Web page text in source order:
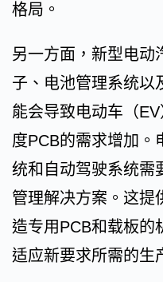
格局。
另一方面，新型电动
子、电池管理系统以
能会导致电动车（
度PCB的需求增加。
统和自动驾驶系统需
管理解决方案。这提
造专用PCB和载板的
适应新要求所需的生